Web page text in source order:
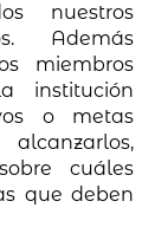
nuestros
Además
miembros
institución
o metas
cuáles
que deben